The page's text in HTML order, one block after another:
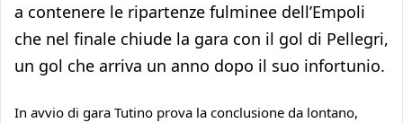
a contenere le ripartenze fulminee dell’Empoli
che nel finale chiude la gara con il gol di Pellegri,
un gol che arriva un anno dopo il suo infortunio.
In avvio di gara Tutino prova la conclusione da lontano,